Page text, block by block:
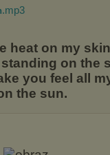
.mp3
heat on my
on the
you feel all
the sun.